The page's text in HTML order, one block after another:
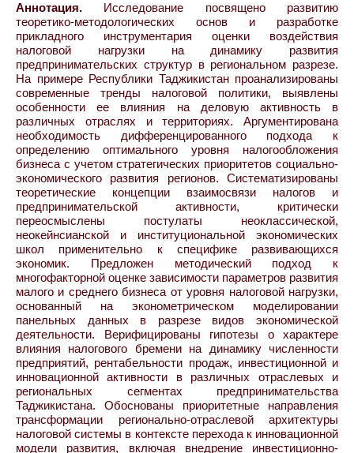
Аннотация. Исследование посвящено развитию
теоретико-методологических основ и разработке
прикладного инструментария оценки воздействия
налоговой нагрузки на динамику развития
предпринимательских структур в региональном разрезе.
На примере Республики Таджикистан проанализированы
современные тренды налоговой политики, выявлены
особенности ее влияния на деловую активность в
различных отраслях и территориях. Аргументирована
необходимость дифференцированного подхода к
определению оптимального уровня налогообложения
бизнеса с учетом стратегических приоритетов социально-
экономического развития регионов. Систематизированы
теоретические концепции взаимосвязи налогов и
предпринимательской активности, критически
переосмыслены постулаты неоклассической,
неокейнсианской и институциональной экономических
школ применительно к специфике развивающихся
экономик. Предложен методический подход к
многофакторной оценке зависимости параметров развития
малого и среднего бизнеса от уровня налоговой нагрузки,
основанный на эконометрическом моделировании
панельных данных в разрезе видов экономической
деятельности. Верифицированы гипотезы о характере
влияния налогового бремени на динамику численности
предприятий, рентабельности продаж, инвестиционной и
инновационной активности в различных отраслевых и
региональных сегментах предпринимательства
Таджикистана. Обоснованы приоритетные направления
трансформации регионально-отраслевой архитектуры
налоговой системы в контексте перехода к инновационной
модели развития, включая внедрение инвестиционно-